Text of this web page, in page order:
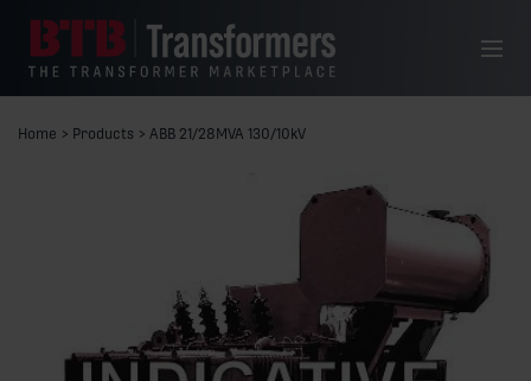
Valikko
Home > Products > ABB 21/28MVA 130/10kV